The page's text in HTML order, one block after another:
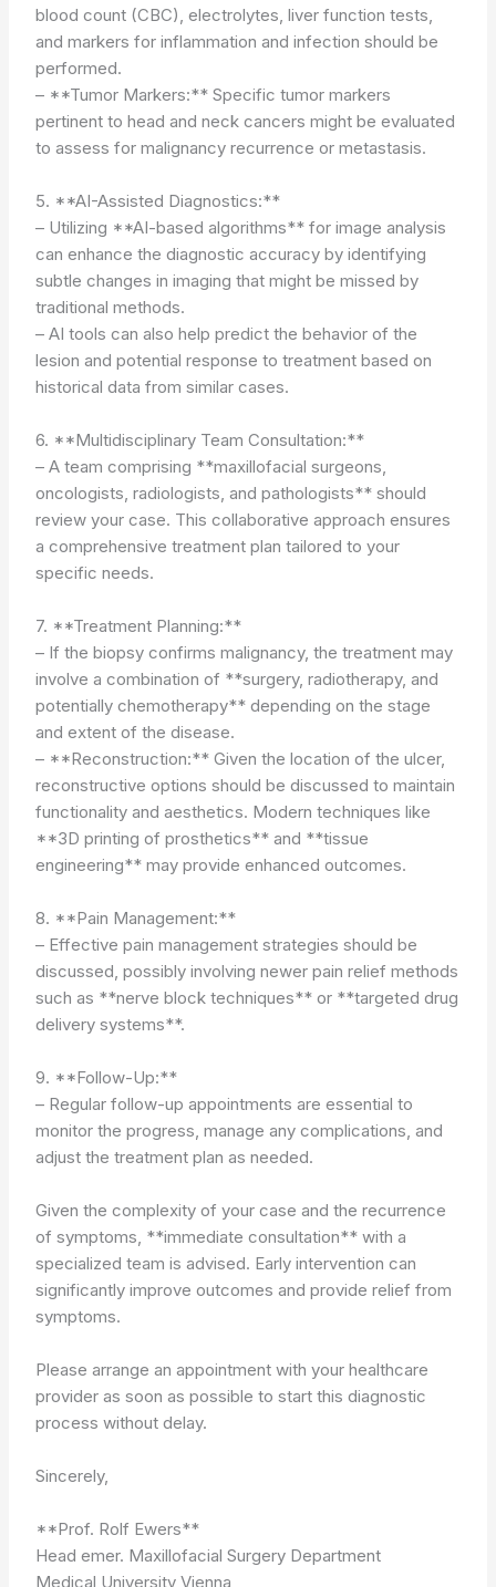
blood count (CBC), electrolytes, liver function tests,
and markers for inflammation and infection should be
performed.
– **Tumor Markers:** Specific tumor markers
pertinent to head and neck cancers might be evaluated
to assess for malignancy recurrence or metastasis.
5. **AI-Assisted Diagnostics:**
– Utilizing **AI-based algorithms** for image analysis
can enhance the diagnostic accuracy by identifying
subtle changes in imaging that might be missed by
traditional methods.
– AI tools can also help predict the behavior of the
lesion and potential response to treatment based on
historical data from similar cases.
6. **Multidisciplinary Team Consultation:**
– A team comprising **maxillofacial surgeons,
oncologists, radiologists, and pathologists** should
review your case. This collaborative approach ensures
a comprehensive treatment plan tailored to your
specific needs.
7. **Treatment Planning:**
– If the biopsy confirms malignancy, the treatment may
involve a combination of **surgery, radiotherapy, and
potentially chemotherapy** depending on the stage
and extent of the disease.
– **Reconstruction:** Given the location of the ulcer,
reconstructive options should be discussed to maintain
functionality and aesthetics. Modern techniques like
**3D printing of prosthetics** and **tissue
engineering** may provide enhanced outcomes.
8. **Pain Management:**
– Effective pain management strategies should be
discussed, possibly involving newer pain relief methods
such as **nerve block techniques** or **targeted drug
delivery systems**.
9. **Follow-Up:**
– Regular follow-up appointments are essential to
monitor the progress, manage any complications, and
adjust the treatment plan as needed.
Given the complexity of your case and the recurrence
of symptoms, **immediate consultation** with a
specialized team is advised. Early intervention can
significantly improve outcomes and provide relief from
symptoms.
Please arrange an appointment with your healthcare
provider as soon as possible to start this diagnostic
process without delay.
Sincerely,
**Prof. Rolf Ewers**
Head emer. Maxillofacial Surgery Department
Medical University Vienna